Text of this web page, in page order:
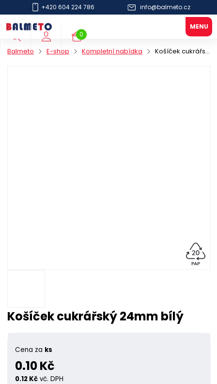
+420 604 224 786 info@balmeto.cz
0
Balmeto E-shop Kompletní nabídka Košíček cukrářský 24mm bílý
Košíček cukrářský 24mm bílý
Cena za ks
0.10 Kč
0.12 Kč vč. DPH